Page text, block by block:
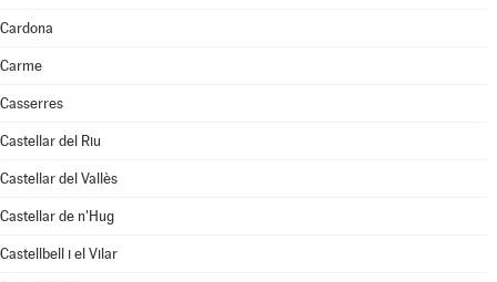
Cardona
Carme
Casserres
Castellar del Riu
Castellar del Vallès
Castellar de n'Hug
Castellbell i el Vilar